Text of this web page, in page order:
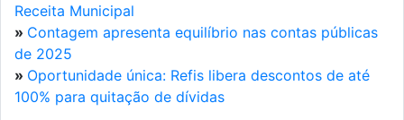
Receita Municipal
» Contagem apresenta equilíbrio nas contas públicas
de 2025
» Oportunidade única: Refis libera descontos de até
100% para quitação de dívidas